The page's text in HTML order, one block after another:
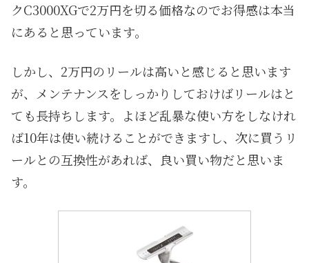
クC3000XGで2万円を切る価格なのでお得感は本当
にあると思っています。
しかし、2万円のリールは高いと感じると思います
が、メンテナンスをしっかりしておけばリールはと
ても長持ちします。よほど乱暴な使い方をしなけれ
ば10年は使い続けることができますし、次に買うリ
ールとの互換性があれば、良い買い物だと思いま
す。